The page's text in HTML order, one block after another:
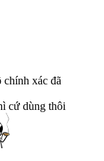
chính xác đã
cứ dùng thôi